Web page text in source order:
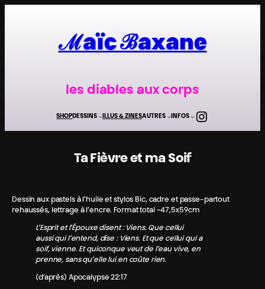
ℳaïc ℬaxane
les diables aux corps
SHOPDESSINS ILLUS & ZINESAUTRES INFOS Instagram
Ta Fièvre et ma Soif
Dessin aux pastels à l’huile et stylos Bic, cadre et passe-partout
rehaussés, lettrage à l’encre. Format total ~47,5x59cm
L’Esprit et l’Épouxe disent : Viens. Que cellui
aussi qui l’entend, dise : Viens. Et que cellui qui a
soif, vienne. Et quiconque veut de l’eau vive, en
prenne, sans qu’elle lui en coûte rien.
(d’après) Apocalypse 22:17